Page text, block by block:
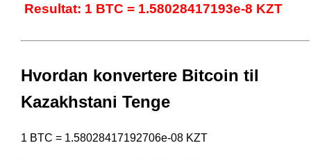
Resultat: 1 BTC = 1.58028417193e-8 KZT
Hvordan konvertere Bitcoin til
Kazakhstani Tenge
1 BTC = 1.58028417192706e-08 KZT